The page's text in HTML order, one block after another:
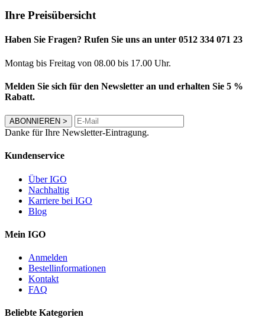
Ihre Preisübersicht
Haben Sie Fragen? Rufen Sie uns an unter 0512 334 071 23
Montag bis Freitag von 08.00 bis 17.00 Uhr.
Melden Sie sich für den Newsletter an und erhalten Sie 5 %
Rabatt.
ABONNIEREN >
Danke für Ihre Newsletter-Eintragung.
Kundenservice
Über IGO
Nachhaltig
Karriere bei IGO
Blog
Mein IGO
Anmelden
Bestellinformationen
Kontakt
FAQ
Beliebte Kategorien